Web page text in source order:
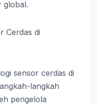
global.
Cerdas di
sensor cerdas di
langkah
pengelola